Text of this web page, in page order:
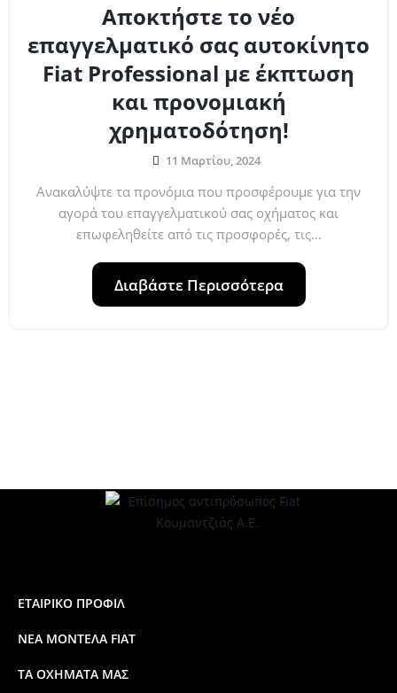
Αποκτήστε το νέο
επαγγελματικό σας αυτοκίνητο
Fiat Professional με έκπτωση
και προνομιακή
χρηματοδότηση!
11 Μαρτίου, 2024
Ανακαλύψτε τα προνόμια που προσφέρουμε για την
αγορά του επαγγελματικού σας οχήματος και
επωφεληθείτε από τις προσφορές, τις...
Διαβάστε Περισσότερα
ΕΤΑΙΡΙΚΟ ΠΡΟΦΙΛ
ΝΕΑ ΜΟΝΤΕΛΑ FIAT
ΤΑ ΟΧΗΜΑΤΑ ΜΑΣ